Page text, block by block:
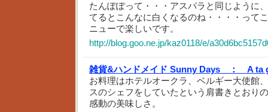
たんぽぽって・・・アスパラと同じように
てるとこんなに白くなるのね・・・・って
ニューで楽しいです。
http://blog.goo.ne.jp/kaz0118/e/
雑貨&ハンドメイド Sunny Days ：
A ta
お料理はホテルオークラ、ベルギー大使館
スのシェフをしていたという肩書きとおり
感動の美味しさ。